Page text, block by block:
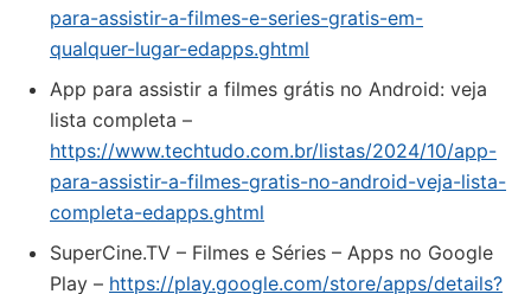
para-assistir-a-filmes-e-series-gratis-em-
qualquer-lugar-edapps.ghtml
App para assistir a filmes grátis no Android: veja
lista completa –
https://www.techtudo.com.br/listas/2024/10/app-
para-assistir-a-filmes-gratis-no-android-veja-lista-
completa-edapps.ghtml
SuperCine.TV – Filmes e Séries – Apps no Google
Play – https://play.google.com/store/apps/details?